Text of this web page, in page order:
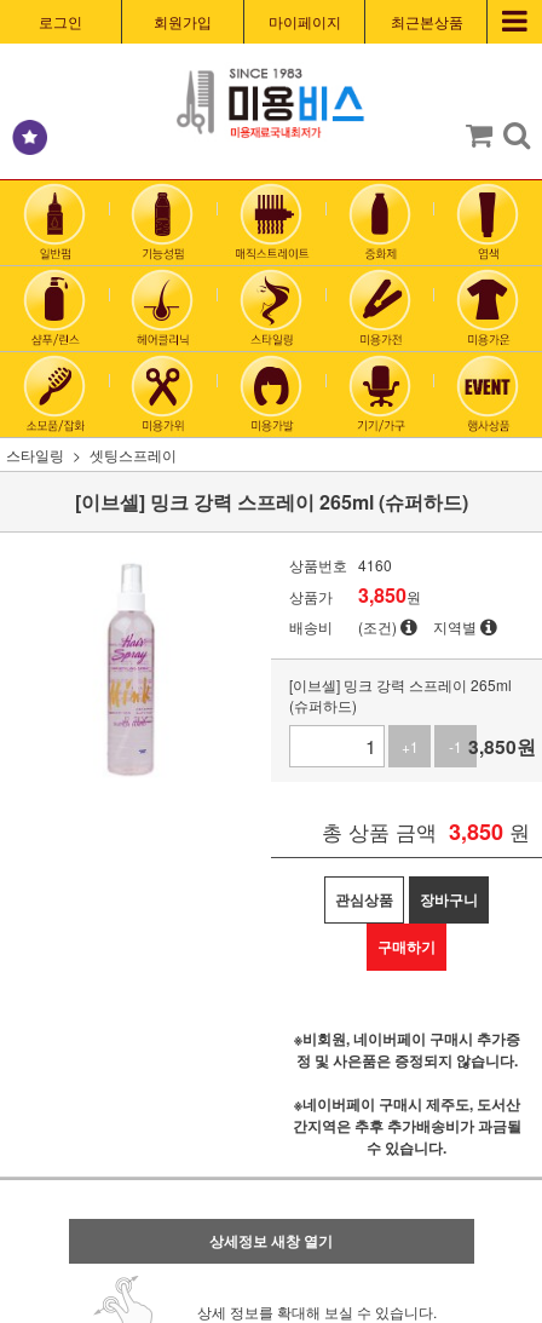
로그인 회원가입 마이페이지 최근본상품
스타일링 셋팅스프레이
[이브셀] 밍크 강력 스프레이 265ml (슈퍼하드)
상품번호 4160
상품가
3,850원
배송비
(조건) 지역별
[이브셀] 밍크 강력 스프레이 265ml
(슈퍼하드)
+1
-1 3,850원
총 상품 금액 3,850 원
관심상품 장바구니
구매하기
※비회원, 네이버페이 구매시 추가증
정 및 사은품은 증정되지 않습니다.
※네이버페이 구매시 제주도, 도서산
간지역은 추후 추가배송비가 과금될
수 있습니다.
상세정보 새창 열기
상세 정보를 확대해 보실 수 있습니다.